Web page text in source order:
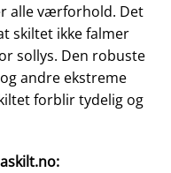
alle værforhold. Det
skiltet ikke falmer
sollys. Den robuste
andre ekstreme
forblir tydelig og